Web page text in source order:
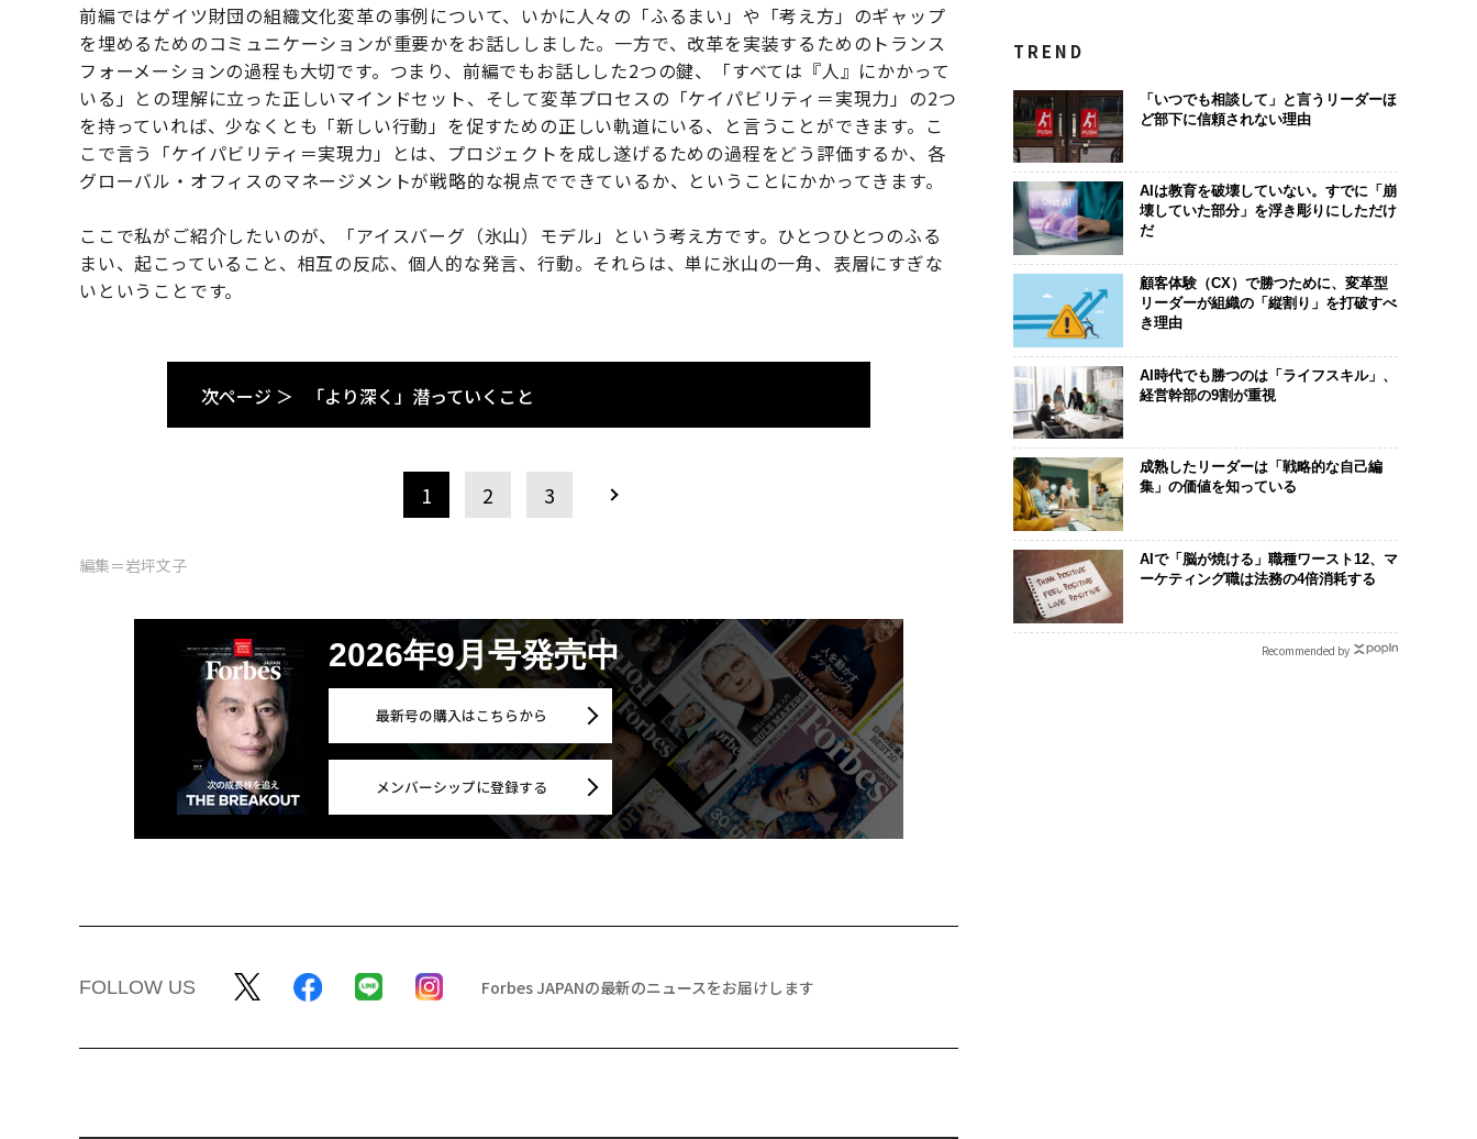
前編ではゲイツ財団の組織文化変革の事例について、いかに人々の「ふるまい」や「考え方」のギャップ
を埋めるためのコミュニケーションが重要かをお話ししました。一方で、改革を実装するためのトランス
フォーメーションの過程も大切です。つまり、前編でもお話しした2つの鍵、「すべては『人』にかかって
いる」との理解に立った正しいマインドセット、そして変革プロセスの「ケイパビリティ＝実現力」の2つ
を持っていれば、少なくとも「新しい行動」を促すための正しい軌道にいる、と言うことができます。こ
こで言う「ケイパビリティ＝実現力」とは、プロジェクトを成し遂げるための過程をどう評価するか、各
グローバル・オフィスのマネージメントが戦略的な視点でできているか、ということにかかってきます。
ここで私がご紹介したいのが、「アイスバーグ（氷山）モデル」という考え方です。ひとつひとつのふる
まい、起こっていること、相互の反応、個人的な発言、行動。それらは、単に氷山の一角、表層にすぎな
いということです。
次ページ ＞ 「より深く」潜っていくこと
1 2 3
編集＝岩坪文子
2026年9月号発売中
最新号の購入はこちらから
メンバーシップに登録する
FOLLOW US Forbes JAPANの最新のニュースをお届けします
TREND
「いつでも相談して」と言うリーダーほ
ど部下に信頼されない理由
AIは教育を破壊していない。すでに「崩
壊していた部分」を浮き彫りにしただけ
だ
顧客体験（CX）で勝つために、変革型
リーダーが組織の「縦割り」を打破すべ
き理由
AI時代でも勝つのは「ライフスキル」、
経営幹部の9割が重視
成熟したリーダーは「戦略的な自己編
集」の価値を知っている
AIで「脳が焼ける」職種ワースト12、マ
ーケティング職は法務の4倍消耗する
Recommended by